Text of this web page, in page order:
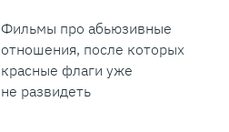
Фильмы про абьюзивные
отношения, после которых
красные флаги уже
не развидеть